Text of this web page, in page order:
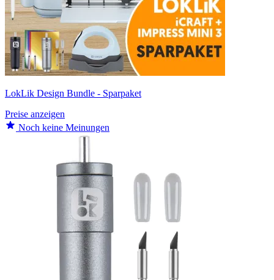
LokLik Design Bundle - Sparpaket
Preise anzeigen
Noch keine Meinungen